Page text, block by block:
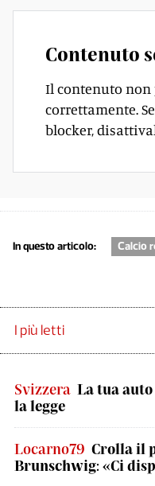
Contenuto
Il contenuto non
correttamente.
blocker,
In questo articolo: Calcio
I più letti
Svizzera La tua
la legge
Locarno79 Crolla il
Brunschwig: «Ci